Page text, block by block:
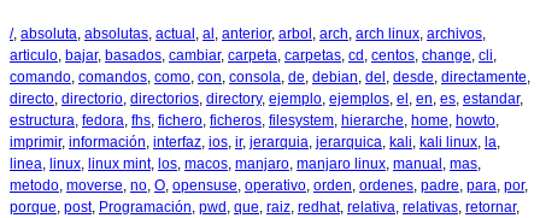
/, absoluta absolutas actual al anterior, arbol arch arch linux archivos
articulo bajar, basados cambiar, carpeta carpetas cd centos change cli
comando comandos como con consola de debian del desde directamente
directo directorio directorios directory, ejemplo ejemplos el en es estandar,
estructura fedora fhs fichero ficheros filesystem hierarche home howto
imprimir, información interfaz ios ir, jerarquia jerarquica kali kali linux la
linea linux linux mint, los macos manjaro manjaro linux manual mas
metodo moverse no O opensuse operativo orden ordenes padre para por,
porque post, Programación pwd que raiz redhat, relativa relativas retornar,